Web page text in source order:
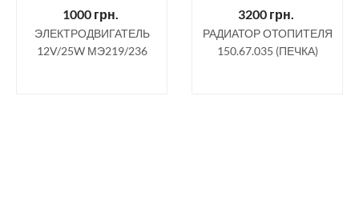
1000 грн.
ЭЛЕКТРОДВИГАТЕЛЬ
12V/25W МЭ219/236
3200 грн.
РАДИАТОР ОТОПИТЕЛЯ
150.67.035 (ПЕЧКА)